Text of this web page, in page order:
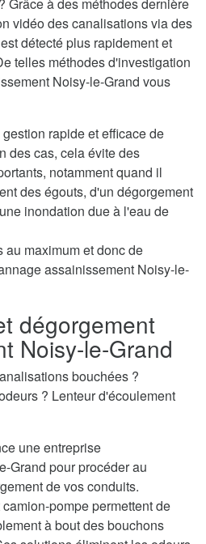
vidéo des canalisations via des
détecté plus rapidement et
telles méthodes d'investigation
Noisy-le-Grand vous
rapide et efficace de
des cas, cela évite des
notamment quand il
des égouts, d'un dégorgement
inondation due à l'eau de
au maximum et donc de
assainissement Noisy-le-
dégorgement
Noisy-le-Grand
bouchées ?
? Lenteur d'écoulement
une entreprise
Grand pour procéder au
de vos conduits.
pompe permettent de
à bout des bouchons